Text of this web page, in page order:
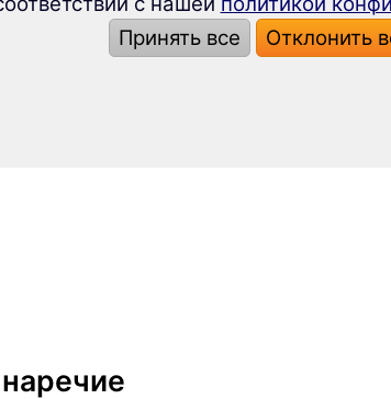
Принять все
Отклонить